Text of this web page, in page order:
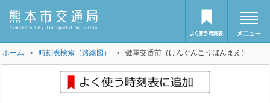
ホーム ＞時刻表検索（路線図） ＞ 健軍交番前（けんぐんこうばんまえ）